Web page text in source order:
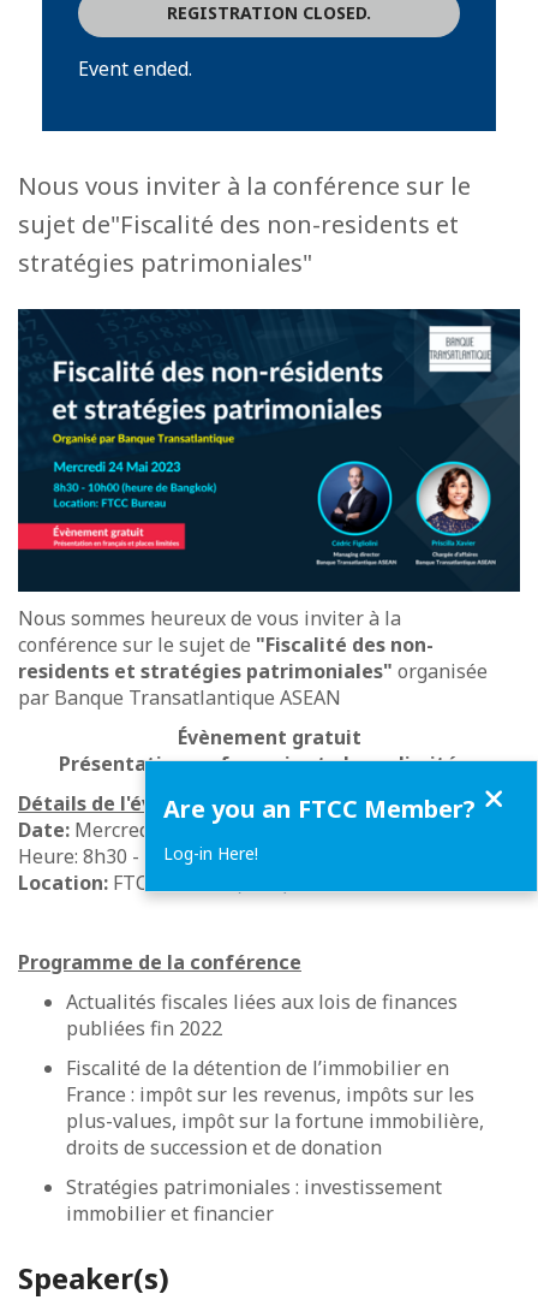
REGISTRATION CLOSED.
Event ended.
Nous vous inviter à la conférence sur le
sujet de"Fiscalité des non-residents et
stratégies patrimoniales"
Nous sommes heureux de vous inviter à la
conférence sur le sujet de "Fiscalité des non-
residents et stratégies patrimoniales" organisée
par Banque Transatlantique ASEAN
Évènement gratuit
Présentation en français et places limitées
Détails de l'événement
Date: Mercredi 24 Mai 2023
Heure: 8h30 - 10h00
Location: FTCC bureau
Programme de la conférence
Actualités fiscales liées aux lois de finances
publiées fin 2022
Fiscalité de la détention de l’immobilier en
France : impôt sur les revenus, impôts sur les
plus-values, impôt sur la fortune immobilière,
droits de succession et de donation
Stratégies patrimoniales : investissement
immobilier et financier
Speaker(s)
Are you an FTCC Member?
Log-in Here!